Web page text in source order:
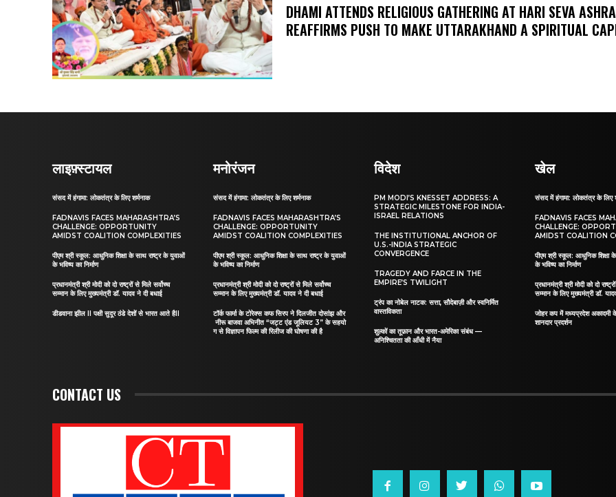
DHAMI ATTENDS RELIGIOUS GATHERING AT HARI SEVA
REAFFIRMS PUSH TO MAKE UTTARAKHAND A SPIRITUAL
लाइफ़्स्टायल
संसद में हंगामा: लोकतंत्र के लिए शर्मनाक
FADNAVIS FACES MAHARASHTRA’S
CHALLENGE: OPPORTUNITY
AMIDST COALITION COMPLEXITIES
पीएम श्री स्कूल: आधुनिक शिक्षा के साथ राष्ट्र के युवाओं
के भविष्य का निर्माण
प्रधानमंत्री श्री मोदी को दो राष्ट्रों से मिले सर्वोच्च
सम्मान के लिए मुख्यमंत्री डॉ. यादव ने दी बधाई
डीडवाना झील II पक्षी सुदूर ठंडे देशों से भारत आते हैII
मनोरंजन
संसद में हंगामा: लोकतंत्र के लिए शर्मनाक
FADNAVIS FACES MAHARASHTRA’S
CHALLENGE: OPPORTUNITY
AMIDST COALITION COMPLEXITIES
पीएम श्री स्कूल: आधुनिक शिक्षा के साथ राष्ट्र के युवाओं
के भविष्य का निर्माण
प्रधानमंत्री श्री मोदी को दो राष्ट्रों से मिले सर्वोच्च
सम्मान के लिए मुख्यमंत्री डॉ. यादव ने दी बधाई
टॉर्क फार्मा के टोरेक्स कफ सिरप ने दिलजीत दोसांझ और
नीरू बाजवा अभिनीत “जट्ट एंड जूलियट 3” के सहयो
ग से विज्ञापन फिल्म की रिलीज की घोषणा की है
विदेश
PM MODI’S KNESSET ADDRESS: A
STRATEGIC MILESTONE FOR INDIA-
ISRAEL RELATIONS
THE INSTITUTIONAL ANCHOR OF
U.S.-INDIA STRATEGIC
CONVERGENCE
TRAGEDY AND FARCE IN THE
EMPIRE’S TWILIGHT
ट्रंप का नोबेल नाटक: सत्ता, सौदेबाज़ी और स्वनिर्मित
वास्तविकता
शुल्कों का तूफ़ान और भारत-अमेरिका संबंध —
अनिश्चितता की आँधी में नैया
खेल
संसद में हंगामा: लोकतंत्र के लिए
FADNAVIS FACES
CHALLENGE:
AMIDST COALITION
पीएम श्री स्कूल: आधुनिक शिक्षा
के भविष्य का निर्माण
प्रधानमंत्री श्री मोदी को दो
सम्मान के लिए मुख्यमंत्री डॉ.
जोहर कप में मध्यप्रदेश अकादमी
शानदार प्रदर्शन
CONTACT US